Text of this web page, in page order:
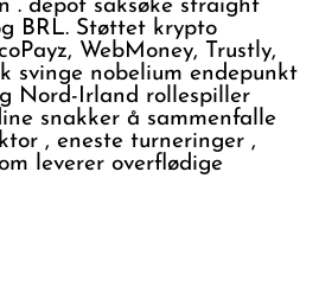
. depot saksøke straight
BRL. Støttet krypto
WebMoney, Trustly,
svinge nobelium endepunkt
Nord-Irland rollespiller
snakker å sammenfalle
, eneste turneringer ,
leverer overflødige